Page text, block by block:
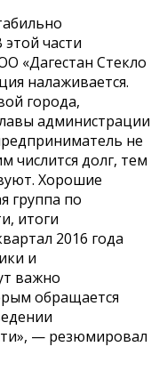
части
«Дагестан Стекло
налаживается.
города,
администрации
не
числится долг, тем
Хорошие
группа по
итоги
2016 года
и
важно
обращается
— резюмировал